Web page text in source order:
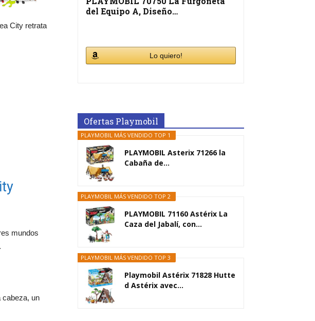
City retrata
mundos
cabeza, un
del Equipo A, Diseño…
Lo quiero!
Ofertas Playmobil
PLAYMOBIL MÁS VENDIDO TOP 1
PLAYMOBIL Asterix 71266 la
Cabaña de...
PLAYMOBIL MÁS VENDIDO TOP 2
PLAYMOBIL 71160 Astérix La
Caza del Jabalí, con...
PLAYMOBIL MÁS VENDIDO TOP 3
Playmobil Astérix 71828 Hutte
d Astérix avec...